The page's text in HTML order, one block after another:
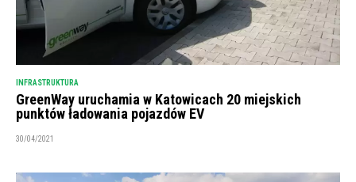
INFRASTRUKTURA
GreenWay uruchamia w Katowicach 20 miejskich
punktów ładowania pojazdów EV
30/04/2021